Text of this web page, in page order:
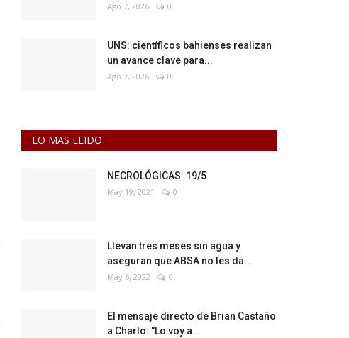
Ago 7, 2026 0
UNS: científicos bahienses realizan
un avance clave para...
Ago 7, 2026 0
LO MAS LEIDO
NECROLÓGICAS: 19/5
May 19, 2021 0
Llevan tres meses sin agua y
aseguran que ABSA no les da...
May 6, 2022 0
El mensaje directo de Brian Castaño
a Charlo: "Lo voy a...